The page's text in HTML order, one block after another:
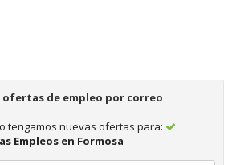
ofertas de empleo por correo
tengamos nuevas ofertas para:
Empleos en Formosa